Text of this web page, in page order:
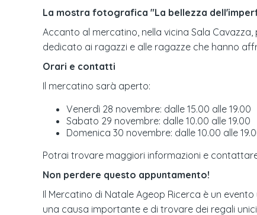
La mostra fotografica "La bellezza
Accanto al mercatino, nella vicina Sala
dedicato ai ragazzi e alle ragazze che hanno
Orari e contatti
Il mercatino sarà aperto:
Venerdì 28 novembre: dalle 15.00 alle 19.00
Sabato 29 novembre: dalle 10.00 alle 19.00
Domenica 30 novembre: dalle 10.00 alle
Potrai trovare maggiori informazioni e
Non perdere questo appuntamento!
Il Mercatino di Natale Ageop Ricerca è un
una causa importante e di trovare dei regali